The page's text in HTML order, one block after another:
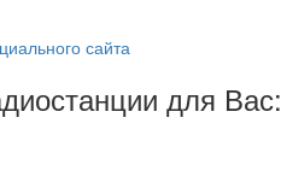
сайта
для Вас: